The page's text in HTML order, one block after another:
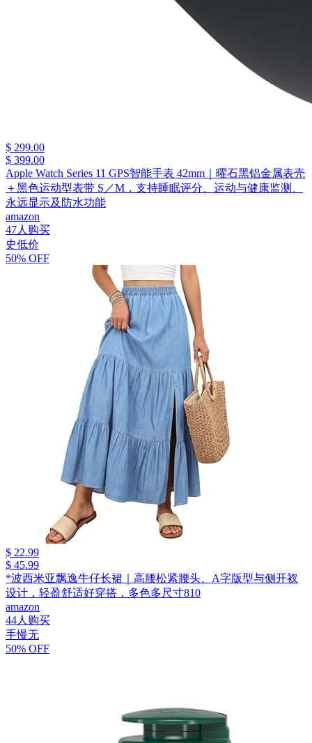
$ 299.00
$ 399.00
Apple Watch Series 11 GPS智能手表 42mm｜曜石黑铝金属表壳
＋黑色运动型表带 S／M，支持睡眠评分、运动与健康监测、
永远显示及防水功能
amazon
47人购买
史低价
50% OFF
$ 22.99
$ 45.99
*波西米亚飘逸牛仔长裙｜高腰松紧腰头、A字版型与侧开衩
设计，轻盈舒适好穿搭，多色多尺寸810
amazon
44人购买
手慢无
50% OFF